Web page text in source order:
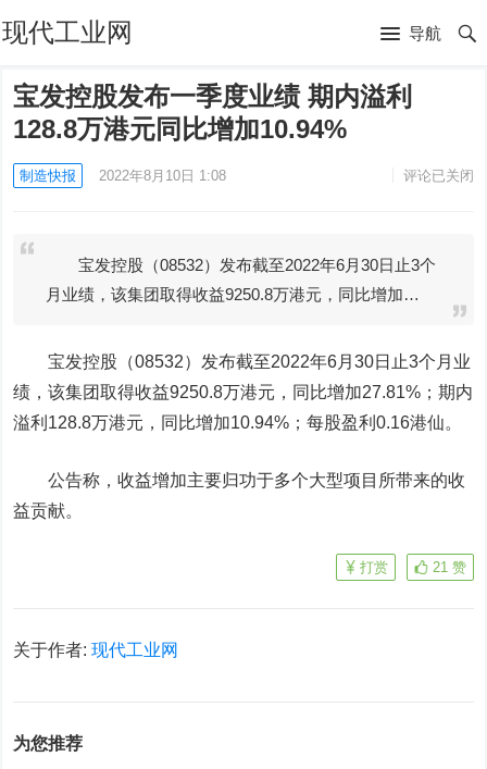
现代工业网 导航
宝发控股发布一季度业绩 期内溢利
128.8万港元同比增加10.94%
制造快报 2022年8月10日 1:08 评论已关闭
宝发控股（08532）发布截至2022年6月30日止3个
月业绩，该集团取得收益9250.8万港元，同比增加…
宝发控股 （08532）发布截至2022年6月30日止3个月业
绩，该集团取得收益9250.8万港元，同比增加27.81%；期内
溢利128.8万港元，同比增加10.94%；每股盈利0.16港仙。
公告称，收益增加主要归功于多个大型项目所带来的收
益贡献。
21 赞
打赏
关于作者:现代工业网
为您推荐